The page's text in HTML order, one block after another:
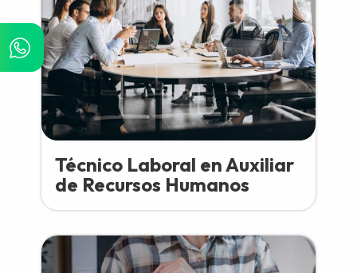
Técnico Laboral en Auxiliar
de Recursos Humanos